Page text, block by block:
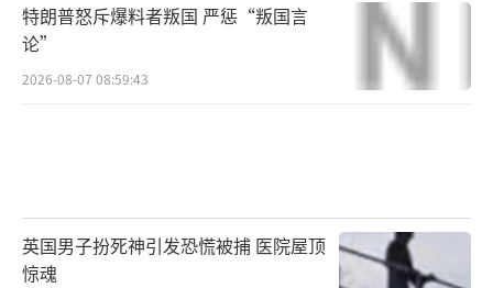
特朗普怒斥爆料者叛国 严惩“叛国言
论”
2026-08-07 08:59:43
英国男子扮死神引发恐慌被捕 医院屋顶
惊魂